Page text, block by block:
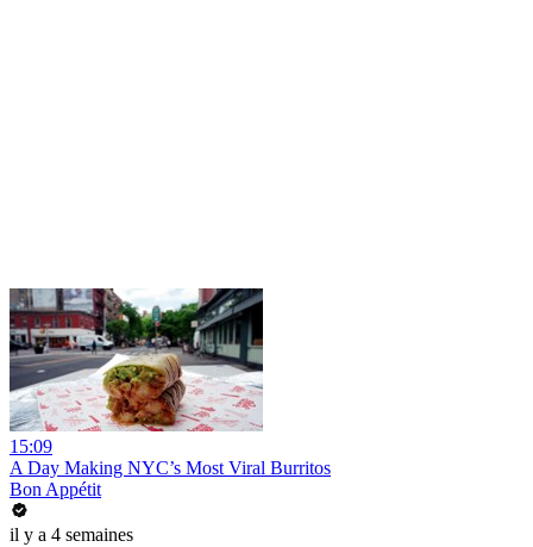
15:09
A Day Making NYC’s Most Viral Burritos
Bon Appétit
il y a 4 semaines